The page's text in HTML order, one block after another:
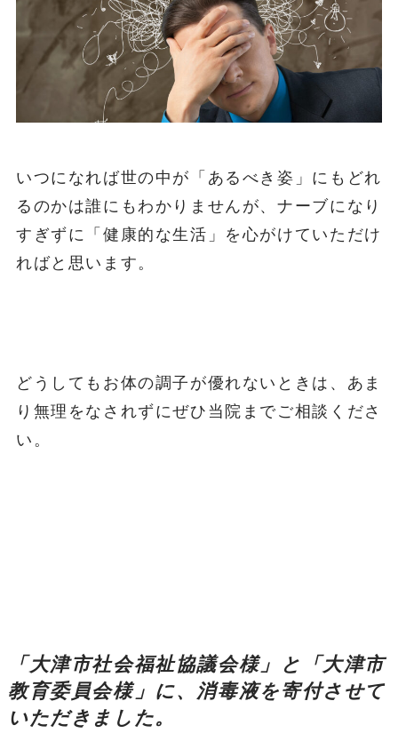
いつになれば世の中が「あるべき姿」にもどれ
るのかは誰にもわかりませんが、ナーブになり
すぎずに「健康的な生活」を心がけていただけ
ればと思います。
どうしてもお体の調子が優れないときは、あま
り無理をなされずにぜひ当院までご相談くださ
い。
「大津市社会福祉協議会様」と「大津市
教育委員会様」に、消毒液を寄付させて
いただきました。